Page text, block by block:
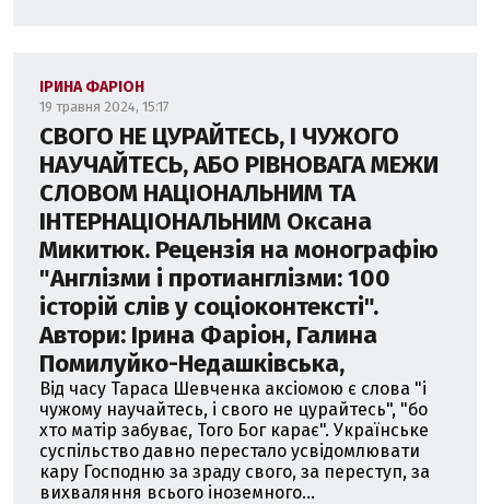
ІРИНА ФАРІОН
19 травня 2024, 15:17
СВОГО НЕ ЦУРАЙТЕСЬ, І ЧУЖОГО
НАУЧАЙТЕСЬ, АБО РІВНОВАГА МЕЖИ
СЛОВОМ НАЦІОНАЛЬНИМ ТА
ІНТЕРНАЦІОНАЛЬНИМ Оксана
Микитюк. Рецензія на монографію
"Англізми і протианглізми: 100
історій слів у соціоконтексті".
Автори: Ірина Фаріон, Галина
Помилуйко-Недашківська,
Від часу Тараса Шевченка аксіомою є слова "і
чужому научайтесь, і свого не цурайтесь", "бо
хто матір забуває, Того Бог карає". Українське
суспільство давно перестало усвідомлювати
кару Господню за зраду свого, за переступ, за
вихваляння всього іноземного...